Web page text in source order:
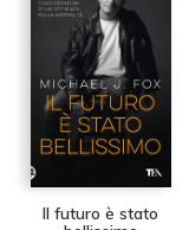
Il futuro è stato